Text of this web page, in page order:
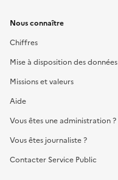
Nous connaître
Chiffres
Mise à disposition des données
Missions et valeurs
Aide
Vous êtes une administration ?
Vous êtes journaliste ?
Contacter Service Public